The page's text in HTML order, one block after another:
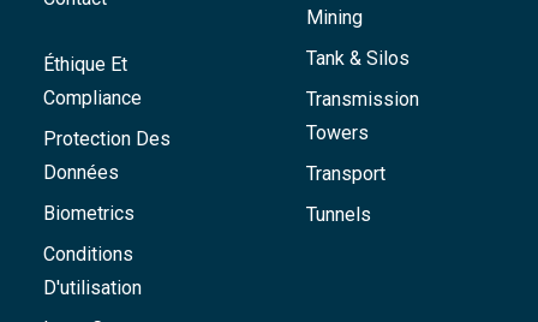
Éthique Et
Compliance
Protection Des
Données
Biometrics
Conditions
D'utilisation
Mining
Tank & Silos
Transmission
Towers
Transport
Tunnels